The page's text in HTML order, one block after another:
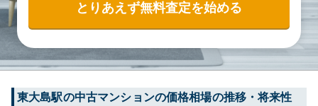
とりあえず無料査定を始める
東大島駅の中古マンションの価格相場の推移・将来性